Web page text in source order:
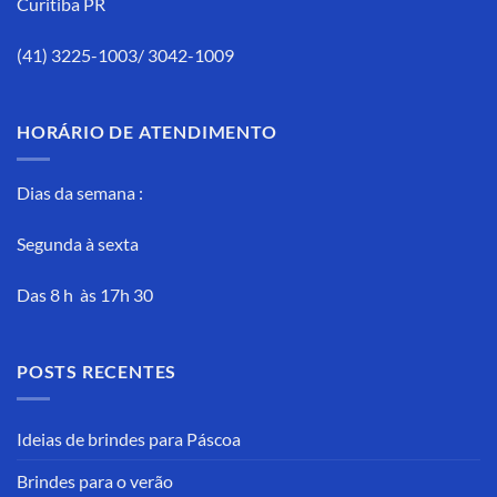
(41) 3225-1003/ 3042-1009
HORÁRIO DE ATENDIMENTO
Dias da semana :
Segunda à sexta
Das 8 h às 17h 30
POSTS RECENTES
Ideias de brindes para Páscoa
Brindes para o verão